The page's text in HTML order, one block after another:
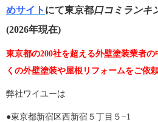
めサイト にて東京都口コミランキ
(2026年現在)
東京都の200社を超える外壁塗装業者
くの外壁塗装や屋根リフォームをご依
弊社ワイユーは
●東京都新宿区西新宿５丁目５−1